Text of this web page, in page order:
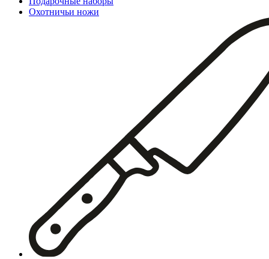
Охотничьи ножи